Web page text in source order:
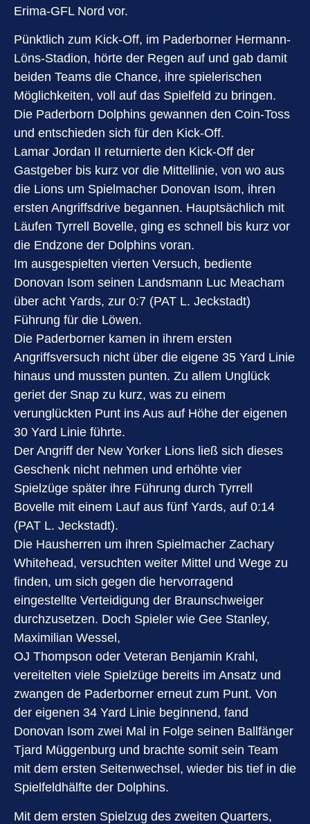
Erima-GFL Nord vor.
Pünktlich zum Kick-Off, im Paderborner Hermann-
Löns-Stadion, hörte der Regen auf und gab damit
beiden Teams die Chance, ihre spielerischen
Möglichkeiten, voll auf das Spielfeld zu bringen.
Die Paderborn Dolphins gewannen den Coin-Toss
und entschieden sich für den Kick-Off.
Lamar Jordan II returnierte den Kick-Off der
Gastgeber bis kurz vor die Mittellinie, von wo aus
die Lions um Spielmacher Donovan Isom, ihren
ersten Angriffsdrive begannen. Hauptsächlich mit
Läufen Tyrrell Bovelle, ging es schnell bis kurz vor
die Endzone der Dolphins voran.
Im ausgespielten vierten Versuch, bediente
Donovan Isom seinen Landsmann Luc Meacham
über acht Yards, zur 0:7 (PAT L. Jeckstadt)
Führung für die Löwen.
Die Paderborner kamen in ihrem ersten
Angriffsversuch nicht über die eigene 35 Yard Linie
hinaus und mussten punten. Zu allem Unglück
geriet der Snap zu kurz, was zu einem
verunglückten Punt ins Aus auf Höhe der eigenen
30 Yard Linie führte.
Der Angriff der New Yorker Lions ließ sich dieses
Geschenk nicht nehmen und erhöhte vier
Spielzüge später ihre Führung durch Tyrrell
Bovelle mit einem Lauf aus fünf Yards, auf 0:14
(PAT L. Jeckstadt).
Die Hausherren um ihren Spielmacher Zachary
Whitehead, versuchten weiter Mittel und Wege zu
finden, um sich gegen die hervorragend
eingestellte Verteidigung der Braunschweiger
durchzusetzen. Doch Spieler wie Gee Stanley,
Maximilian Wessel,
OJ Thompson oder Veteran Benjamin Krahl,
vereitelten viele Spielzüge bereits im Ansatz und
zwangen de Paderborner erneut zum Punt. Von
der eigenen 34 Yard Linie beginnend, fand
Donovan Isom zwei Mal in Folge seinen Ballfänger
Tjard Müggenburg und brachte somit sein Team
mit dem ersten Seitenwechsel, wieder bis tief in die
Spielfeldhälfte der Dolphins.
Mit dem ersten Spielzug des zweiten Quarters,